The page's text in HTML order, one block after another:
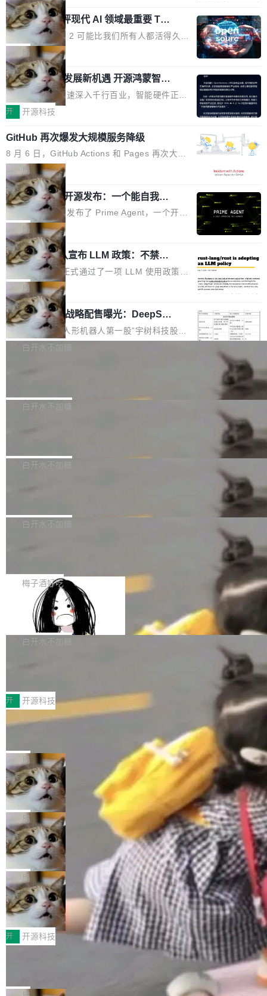
度宣传和欺诈。」 OpenAI 研究员 Keller Jorda
n 这条推文引发了广泛讨论。他不是在说风凉
话，他是说出了一个圈内人尽皆知但很少公开捅
破的事实。 Jordan 随后补充了一句软化声明：
「我不认为这些会议上大部分论文都在过度宣传
或造假。问题是，作为读者，如果你筛选出那些
看起来最令人兴奋的论文，那它们大部分都是过
度宣传的。」 这才是真正的痛点。不是所有论文
都有问题，是最吸引眼球的那批论文最有问题。
他引用的帖子来自 Mathew Shen，一位 ICLR 2
026 的读者：「看了篇 ...
xAI 前工程师评现代 AI 领域最重要 Top
3 开源项目
Flash Attention 2 可能比我们所有人都活得久。
这句话不是来自某个技术博客，而是出自 Hieu
Pham 的一条推文。Hieu Pham 是谁？他是 xAI
的早期工程师之一，在 Grok 训练基础设施团队
工作过。近日他在 X 上发了一条帖子，列出了他
认为现代 AI 领域最重要的三个开源项目。 第一
个名字毫无悬念：Flash Attention 2。 Hieu 的
理由很具体。FA 系列不需要解释，但 FA2 是他
认为最重要的一个——复杂度恰到好处，刚好能
驱动你去学 CuTe，但还没被那些"邪恶的" Hopp
er++ 优化所淹没，足够容易修改和适配。 更关
键的是 FA2 的持久性...
局
共商智能硬件发展新机遇 开源鸿蒙智能
硬件开发者日杭州站即将举行
随着万物智联加速深入千行百业，智能硬件正从
单点设备迈向智能化、网联化、协同化发展。作
鸿蒙通过统一技术底座和分布式能力，为不同类
型智能设备的开发、连接与互联提供关键支撑，
也为产业链企业探索产品创新与商业增长打开新
的空间。 8月14日，开源鸿蒙智能硬件开发者日
（OHDD：OpenHarmony Hardware Develope
r Day）将在杭州启航。活动面向智能硬件产业
链企业和开发者，邀请行业专家与资深技术顾
问，围绕开源鸿蒙技术能力、设备适配、芯片适
配、功耗与稳定性调优、兼容性测评及统一互联
等内容展开系统讲解和实战交流，帮助企业进一
步了解开源鸿蒙在智能...
开 开源科技
GitHub 再次爆发大规模服务降级
8 月 6 日，GitHub Actions 和 Pages 再次大规
模服务降级，Actions 完全不可用超过 5 小时，
webhook 停发，连自托管 runner 也因调度层故
障无法工作。Pages、Copilot code review、C
opilot coding agent 全部受影响。从检测到完全
恢复，大约 12 小时。 这是 2026 年 8 月的第六
起事故，其中四起与 AI/Copilot 服务相关。 Git
Hub 员工 kdaigle 在 HN 讨论中贴出了一组数
据：2025 年全年 10 亿次 commit。现在，每周
2.75 亿次，全年预计 140 亿次。GitHub...
局
Prime Agent 开源发布：一个能自我改
进的编程 Agent，ARC-AGI 3 超越人类
专家基线
Prime Intellect 发布了 Prime Agent，一个开源
的编程 Agent Harness，核心设计围绕两个抽
象：Recursive Language Model（RLM）和 C
ontinual Harness。在 ARC-AGI 3 基准测试
上，Prime Agent + Opus 5 的组合达到了 95.
5% RHAE Best@1，超过了 ARC 报告的人类专
家基线 95.4%。 不是又一个 coding agent 包装
器 Prime Agent 的架构和市面上大多数 coding
agent 有本质区别。大多数 agent harness 的设
计是基于早期模型的能力—...
局
Rust 项目团队宣布 LLM 政策：不禁
止，但你要承认哪些代码不是你写的
Rust 语言项目正式通过了一项 LLM 使用政策，
覆盖 rust-lang/rust 单一仓库的代码贡献。这不
是项目级别的官方立场，目前由五个团队采纳，
但它可能是主流开源项目中关于 AI 辅助贡献最
细致的一份规则。 政策的核心只有一句话：LLM
可以用来分析、提炼、审阅、建议，但不能用来
不得生成涉及安全性的关键变更，除非作者本身
局
宇树科技 IPO 战略配售曝光：DeepSe
ek 获配 93.3 万股，锁定 36 个月
8月6日晚间，“人形机器人第一股”宇树科技股份
有限公司披露IPO发行价格及战略配售结果，杭
36个月。 公告显示，本次宇树科技战略配售对
员工参与设立的专项资产管理计划。其中，Dee
获配9...
白开水不加糖
Bug fixes and enhancements 修复多次传递同
一个回归问题，该问题导致拉取镜像时会拒绝包
题，该问题可能导致在旧版 Linux 内核...
白开水不加糖
e 孵化器项目管理委员会（IPMC）投票中获得
P）！这一里程碑不仅标志着 Fluss 迈入新的发
白开水不加糖
长期停止内容更新，未能实现其作为“AI版维基百
提交的编辑请求也长期处于待处理状态。 Groki
pedia 于去年底上线，定位为由人工智能生成内
容的百科平台，被马斯克视为传统众包百科网站
维基百科的替代方案。Lawfare 调查发现，无论
热门页面还是低关注度页面，均未出现近期更
白开水不加糖
是这样的：配 MessageSource 的 Bean、写 R
eloadableResourceBundleMessageSource、
声明 LocaleResolver、注册 LocaleChangeInt
erceptor…五六步之后才能看到第一行翻译文
本。 Solon 换了个方式。整个 i18n 模块围绕三
梅子酒好吃
Apache Doris 4.1 全面增强 Iceberg：
支持 UPDATE、MERGE INTO 与 Iceb
erg V3
Apache Doris 4.1 要补齐的，正是缺失的那一
半。在已有查询能力的基础上，Doris 进一步支
常维护操作，并完整支持 Iceberg V3 格式。
白开水不加糖
村国家自主创新示范区会议中心开幕。本届大会
由中关村智联软件服务业质量创新联盟主办，以
“智构可信·质创未来——AI原生时代的质量新范
式”为主题，直面AI从实验室走向规模化产业落地
的核心质量命题。会上，《2026智能研发生产力
工具选型手册》发布，Testin云测的Testin XAge
nt智能测试系统入选AI测试领域代表产品。对CI
O而言，这提示了一个转变：AI测试正在从效率
工具升级为企业的质量基础设施。 CIO面对的新
现实 过去两年，CIO们的焦虑清单上多了两项：
一是如何让大模型和智能体应用安全地从PoC走
向生产，二是如何让测试团队跟得上AI应用...
开 开源科技
让非法状态不可表示：一篇关于 ADT
有一种东西，一旦用过就回不去了。Alex Fedos
eev 管它叫"软件设计的基石"。 他说的东西不新
鲜——代数数据类型（ADT），尤其是和类型
（sum type）。但他说清楚了一件事：这不是类
型系统的学术体操，是日常编码的思维方式。 文
章从一个简单的例子切入。一个网站的深色主题
设置，如果用布尔值 + 可空字段来表示——bool
ean 表示是否可切换，nullable 的默认模式、浅
色方案、深色方案——会产生大量无意义的组
合。方案缺了、配置冲突了、全 null 了。要知道
哪些组合有效，作者说，你得靠"文档、校验、或
者部落知识"。 换个写法。Rust 的 enum，两个
变体：Switchable...
局
Cloudflare 开源内部企业 AI 平台 Clou
dflare OS
Cloudflare 发布了一个开源项目 Cloudflare O
S。如果你只看官方博客，你会觉得这是又一
个"AI 知识库 + 聊天机器人"——每个大厂都在
做，没什么新鲜的。 但 Kenton Varda 在 Twitte
r 上把事情说清楚了： 今天我们发布了 Cloudfla
re OS，一个带连接器的聊天机器人，跟其他所
有科技公司做的一样。只不过，实际上它不一
样。这是 Sandstorm.io 的重制版，我十年前的
那个创业公司。不同的是，这次它构建在 Cloudf
lare Workers 上——我花了九年时间搭建的平台
——并且深度集成了 AI。这基本上是我十年秘密
局
Deno 团队开源 Celld，可自托管的分
布式 Durable Objects
Ryan Dahl 领导的 Deno 团队推出了最新开源项
目 Celld，一个能在自己机器上运行 Cloudflare
Workers 和 Durable Objects 的守护进程。 设
计思路很直接：每个对象是一个独立的 SQLite
数据库，按名称寻址，复制到你自己的 S3 兼容
存储库里。节点之间只通过这个存储库协调——
没有控制平面，没有共识协议。每个对象自带一
个小型数据库，应用天然按分片构建，单个数据
库的竞争和爆炸半径问题在设计层面就被消除
了。 闲置的 cell 会休眠到几乎不占资源。当 cel
局
鲁大师7月新机性能/流畅/AI榜：vivo夺
性能、流畅双第一，三星Galaxy Z系列
新折叠缺席
2026年7月的手机市场，由于存储等硬件成本暴
增，手机厂商的日子也不好过啊，新机速度明显
放缓，因此硝烟味淡了许多。新机参数规格除开
Fold8 / Z Flip8）外，其余要么是中低端机器，
例如iQOO Z11i、REDMI Note 17、REDMI No
开 开源科技
Zed 编辑器团队发布了新项目——DeltaDB，一
个在 git commit 之间记录每一次编辑操作的版